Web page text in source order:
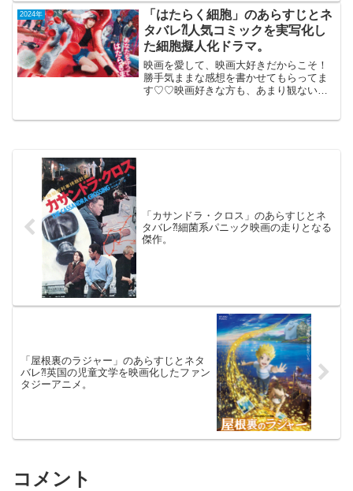
の面白さが詰まった傑作時代劇。人気作
家の滝...
2024年
「はたらく細胞」のあらすじとネ
タバレ⁈人気コミックを実写化し
た細胞擬人化ドラマ。
映画を愛して、映画大好きだからこそ！
勝手気ままな感想を書かせてもらってま
す♡♡映画好きな方も、あまり観ない方
「カサンドラ・クロス」のあらすじとネ
タバレ⁈細菌系パニック映画の走りとなる
傑作。
「屋根裏のラジャー」のあらすじとネタ
バレ⁈英国の児童文学を映画化したファン
タジーアニメ。
コメント